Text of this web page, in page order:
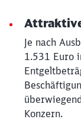
Je nach
1.531 Euro
Konzern.